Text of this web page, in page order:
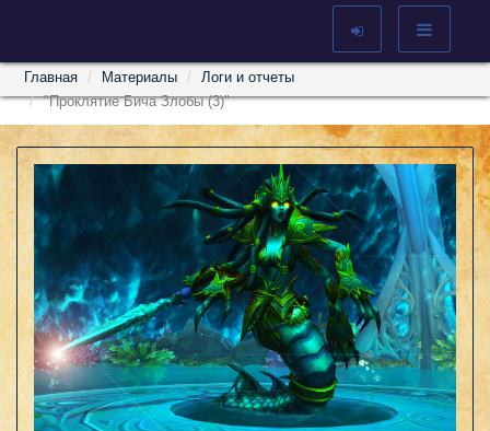
Главная Материалы
Логи и отчеты
"Проклятие Бича Злобы (3)"